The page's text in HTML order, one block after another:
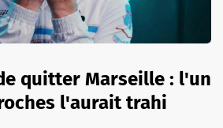
quitter Marseille : l'un
l'aurait trahi